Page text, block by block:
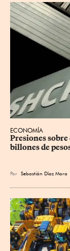
ECONOMÍA
Presiones sobre
billones de
Por Sebastián Díaz Mora